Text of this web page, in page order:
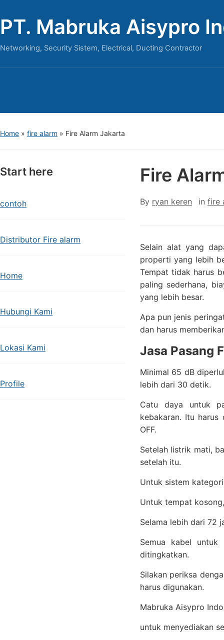
PT. Mabruka Aisypro
Networking, Security Sistem, Electrical, Ducting Contractor
Home » fire alarm » Fire Alarm Jakarta
Start here
contoh
Distributor Fire alarm
Home
Hubungi Kami
Lokasi Kami
Profile
Fire
By ryan keren in fire
Selain alat yang
properti yang lebih
Tempat tidak harus
paling sederhana,
yang lebih besar.
Apa pun jenis
dan harus
Jasa Pasang
Minimal 65 dB
lebih dari 30 detik.
Catu daya untuk
kebakaran. Itu harus
OFF.
Setelah listrik mati,
setelah itu.
Untuk sistem
Untuk tempat
Selama lebih dari 72
Semua kabel
ditingkatkan.
Silakan periksa
harus digunakan.
Mabruka Aisypro
untuk menyediakan